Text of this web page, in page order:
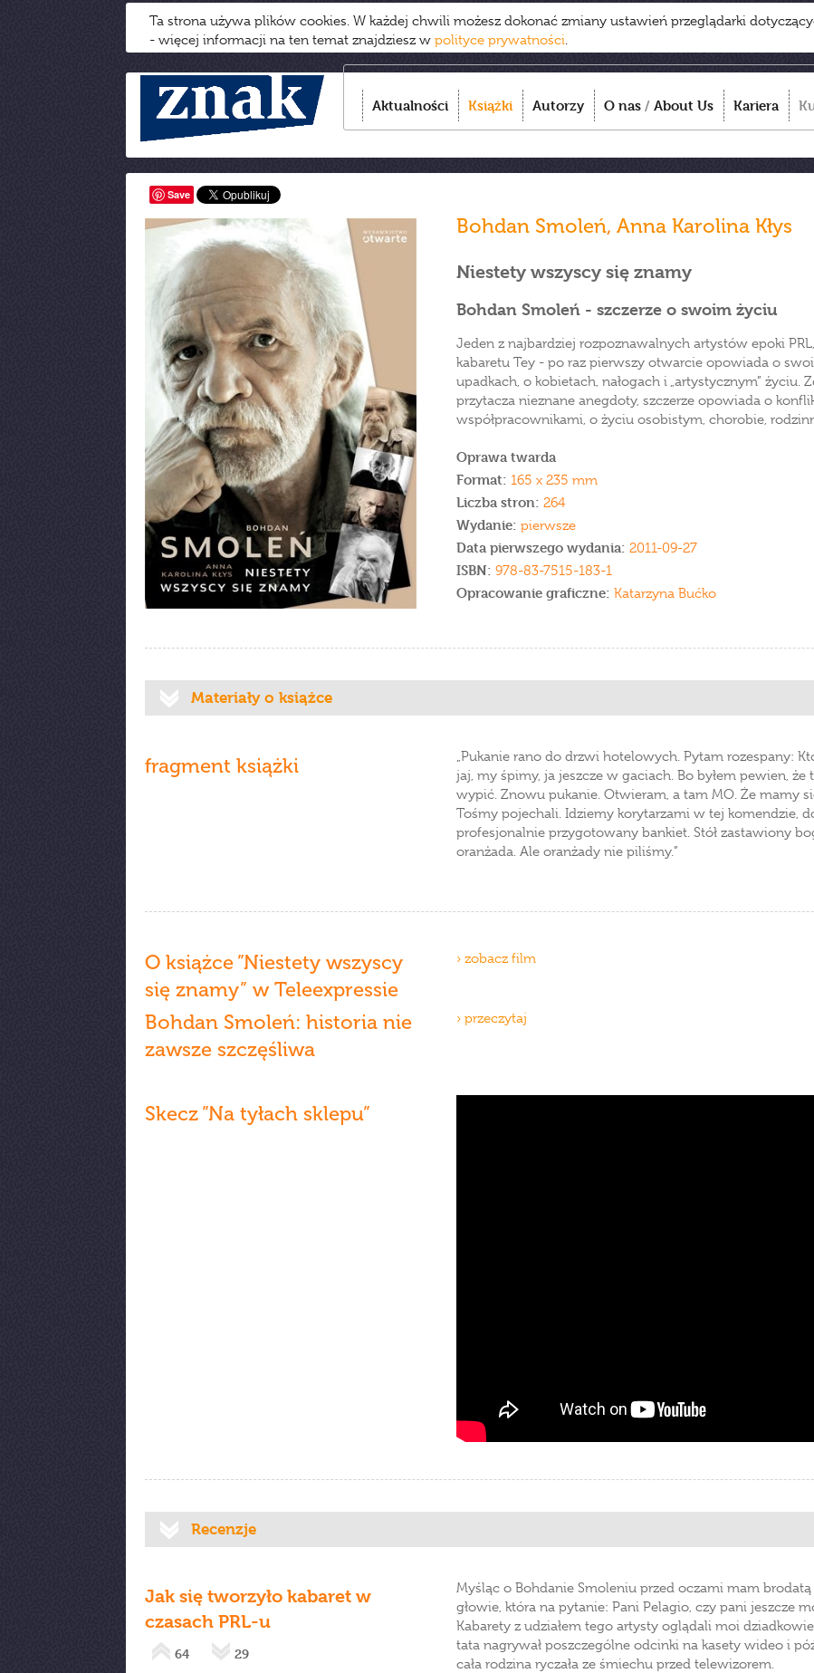
Ta strona używa plików cookies. W każdej chwili możesz dokonać zmiany ustawień przeglądarki
- więcej informacji na ten temat znajdziesz w polityce prywatności.
Aktualności Książki Autorzy O nas / About Us Kariera
Save
Bohdan Smoleń, Anna Karolina Kłys
Niestety wszyscy się znamy
Bohdan Smoleń - szczerze o swoim życiu
Jeden z najbardziej rozpoznawalnych artystów epoki
kabaretu Tey - po raz pierwszy otwarcie opowiada o
upadkach, o kobietach, nałogach i „artystycznym” życiu.
przytacza nieznane anegdoty, szczerze opowiada o
współpracownikami, o życiu osobistym, chorobie,
Oprawa twarda
Format: 165 x 235 mm
Liczba stron: 264
Wydanie: pierwsze
Data pierwszego wydania: 2011-09-27
ISBN: 978-83-7515-183-1
Opracowanie graficzne: Katarzyna Bućko
Materiały o książce
fragment książki
„Pukanie rano do drzwi hotelowych. Pytam rozespany:
jaj, my śpimy, ja jeszcze w gaciach. Bo byłem pewien,
wypić. Znowu pukanie. Otwieram, a tam MO. Że mamy
Tośmy pojechali. Idziemy korytarzami w tej komendzie,
profesjonalnie przygotowany bankiet. Stół zastawiony
oranżada. Ale oranżady nie piliśmy.”
O książce ”Niestety wszyscy
się znamy” w Teleexpressie
› zobacz film
Bohdan Smoleń: historia nie
zawsze szczęśliwa
› przeczytaj
Skecz ”Na tyłach sklepu”
Recenzje
Jak się tworzyło kabaret w
czasach PRL-u
64 29
Myśląc o Bohdanie Smoleniu przed oczami mam
głowie, która na pytanie: Pani Pelagio, czy pani jeszcze
Kabarety z udziałem tego artysty oglądali moi
tata nagrywał poszczególne odcinki na kasety wideo i
cała rodzina ryczała ze śmiechu przed telewizorem.